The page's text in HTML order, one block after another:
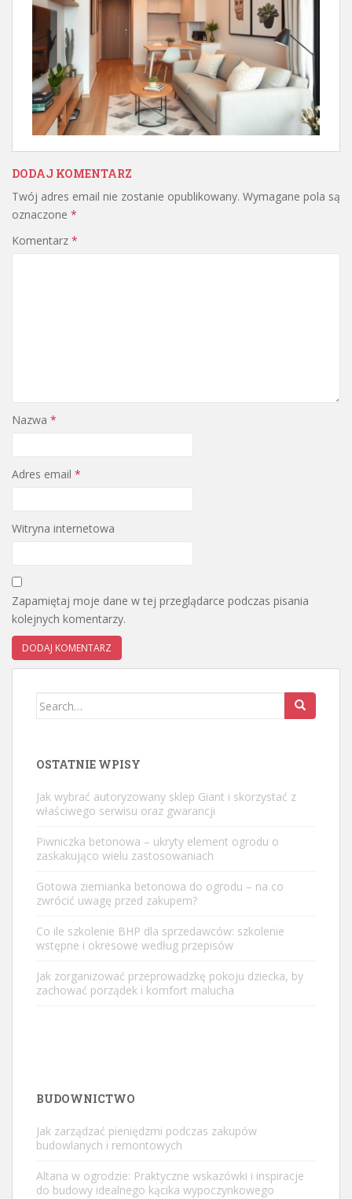
DODAJ KOMENTARZ
Twój adres email nie zostanie opublikowany. Wymagane pola są
oznaczone *
Komentarz *
Nazwa *
Adres email *
Witryna internetowa
Zapamiętaj moje dane w tej przeglądarce podczas pisania
kolejnych komentarzy.
Search
OSTATNIE WPISY
Jak wybrać autoryzowany sklep Giant i skorzystać z
właściwego serwisu oraz gwarancji
Piwniczka betonowa – ukryty element ogrodu o
zaskakująco wielu zastosowaniach
Gotowa ziemianka betonowa do ogrodu – na co
zwrócić uwagę przed zakupem?
Co ile szkolenie BHP dla sprzedawców: szkolenie
wstępne i okresowe według przepisów
Jak zorganizować przeprowadzkę pokoju dziecka, by
zachować porządek i komfort malucha
BUDOWNICTWO
Jak zarządzać pieniędzmi podczas zakupów
budowlanych i remontowych
Altana w ogrodzie: Praktyczne wskazówki i inspiracje
do budowy idealnego kącika wypoczynkowego